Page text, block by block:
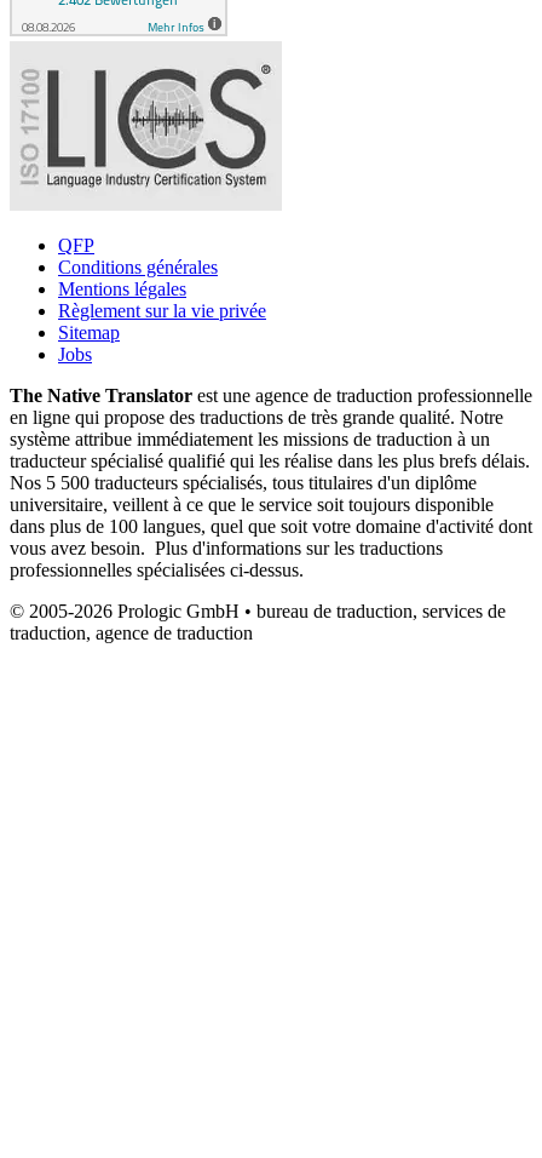
QFP
Conditions générales
Mentions légales
Règlement sur la vie privée
Sitemap
Jobs
The Native Translator est une agence de traduction professionnelle
en ligne qui propose des traductions de très grande qualité. Notre
système attribue immédiatement les missions de traduction à un
traducteur spécialisé qualifié qui les réalise dans les plus brefs délais.
Nos 5 500 traducteurs spécialisés, tous titulaires d'un diplôme
universitaire, veillent à ce que le service soit toujours disponible
dans plus de 100 langues, quel que soit votre domaine d'activité dont
vous avez besoin. Plus d'informations sur les traductions
professionnelles spécialisées ci-dessus.
© 2005-2026 Prologic GmbH • bureau de traduction, services de
traduction, agence de traduction